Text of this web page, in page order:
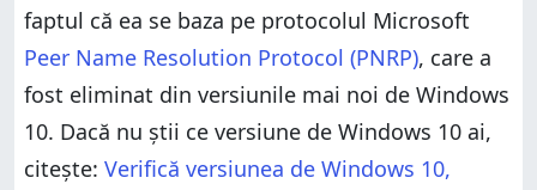
faptul că ea se baza pe protocolul Microsoft
Peer Name Resolution Protocol (PNRP), care a
fost eliminat din versiunile mai noi de Windows
10. Dacă nu știi ce versiune de Windows 10 ai,
citește: Verifică versiunea de Windows 10,